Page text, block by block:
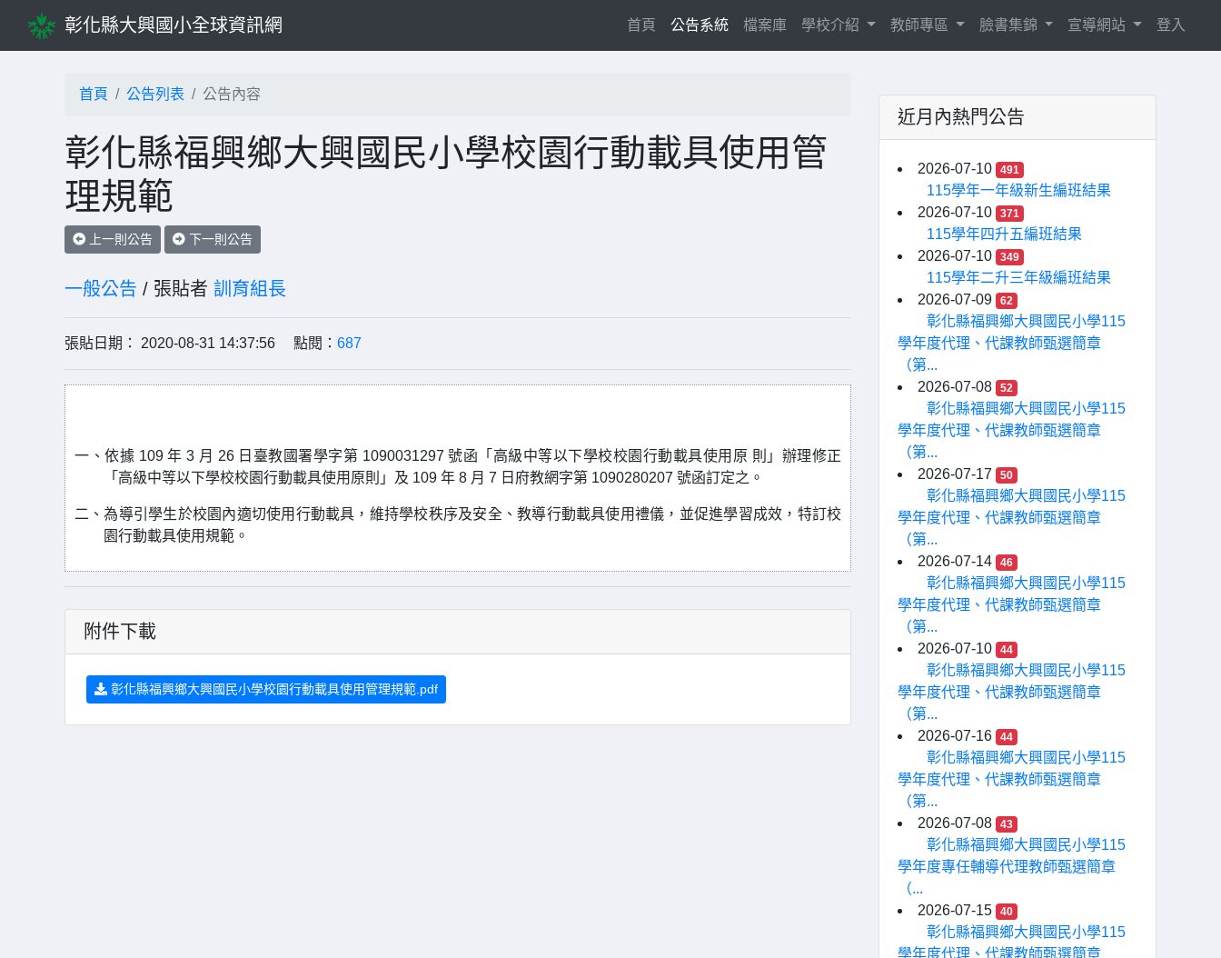
彰化縣大興國小全球資訊網 首頁 (current)
公告系統 檔案庫 學校介紹 教師專區 臉書集錦 宣導網站 登入
首頁 公告列表 公告內容
彰化縣福興鄉大興國民小學校園行動載具使用管
理規範
上一則公告 下一則公告
一般公告 / 張貼者 訓育組長
張貼日期： 2020-08-31 14:37:56 點閱： 687
一、依據 109 年 3 月 26 日臺教國署學字第 1090031297 號函「高級中等以下學校校園行動載具使用原 則」辦理修正
「高級中等以下學校校園行動載具使用原則」及 109 年 8 月 7 日府教網字第 1090280207 號函訂定之。
二、為導引學生於校園內適切使用行動載具，維持學校秩序及安全、教導行動載具使用禮儀，並促進學習成效，特訂校
園行動載具使用規範。
附件下載
彰化縣福興鄉大興國民小學校園行動載具使用管理規範.pdf
近月內熱門公告
2026-07-10 491
115學年一年級新生編班結果
2026-07-10
371
115學年四升五編班結果
2026-07-10
349
115學年二升三年級編班結果
2026-07-09
62
彰化縣福興鄉大興國民小學115
學年度代理、代課教師甄選簡章
（第...
2026-07-08
52
彰化縣福興鄉大興國民小學115
學年度代理、代課教師甄選簡章
（第...
2026-07-17
50
彰化縣福興鄉大興國民小學115
學年度代理、代課教師甄選簡章
（第...
2026-07-14
46
彰化縣福興鄉大興國民小學115
學年度代理、代課教師甄選簡章
（第...
2026-07-10
44
彰化縣福興鄉大興國民小學115
學年度代理、代課教師甄選簡章
（第...
2026-07-16
44
彰化縣福興鄉大興國民小學115
學年度代理、代課教師甄選簡章
（第...
2026-07-08
43
彰化縣福興鄉大興國民小學115
學年度專任輔導代理教師甄選簡章
（...
2026-07-15
40
彰化縣福興鄉大興國民小學115
學年度代理、代課教師甄選簡章